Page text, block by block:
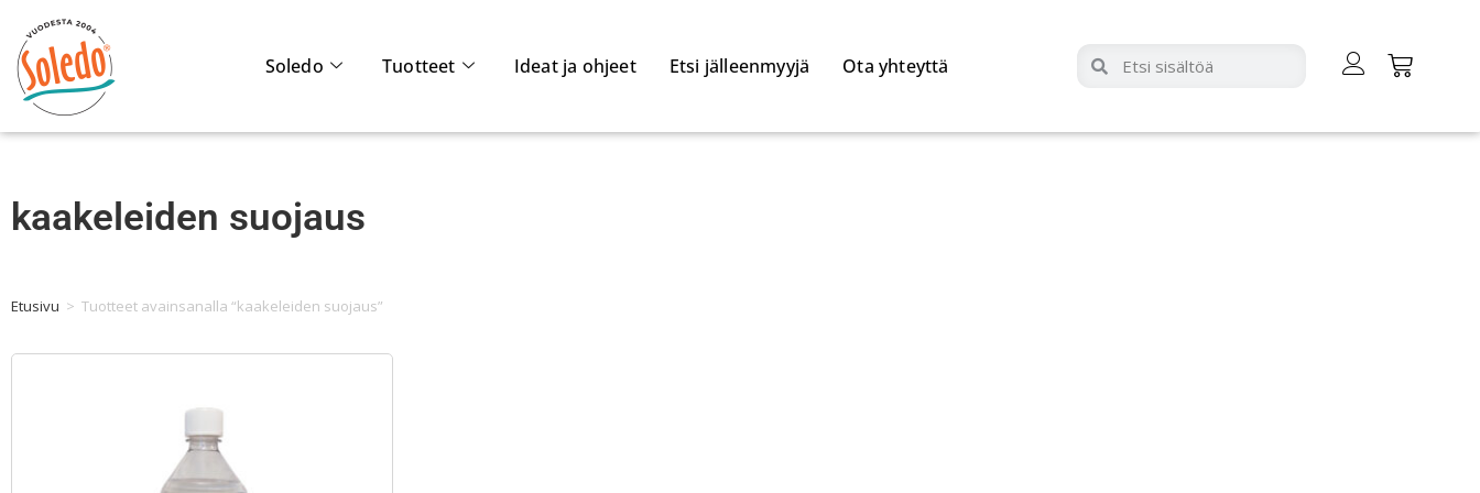
Soledo Tuotteet Ideat ja ohjeet Etsi jälleenmyyjä Ota yhteyttä
kaakeleiden suojaus
Etusivu > Tuotteet avainsanalla “kaakeleiden suojaus”